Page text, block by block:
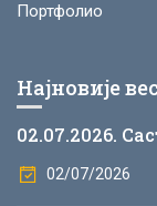
Портфолио
Најновије
02.07.2026.
02/07/2026